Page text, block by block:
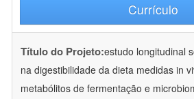
Currículo
Título do Projeto:estudo longitudinal
na digestibilidade da dieta medidas in
metabólitos de fermentação e